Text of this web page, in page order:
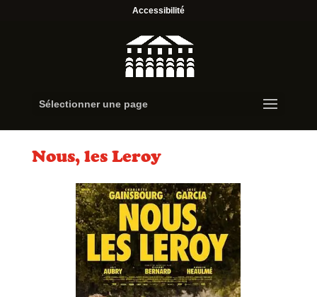
Accessibilité
Sélectionner une page
Nous, les Leroy